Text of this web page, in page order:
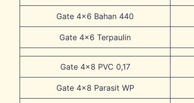
Gate 4×6 Bahan 440
Gate 4×6 Terpaulin
Gate 4×8 PVC 0,17
Gate 4×8 Parasit WP